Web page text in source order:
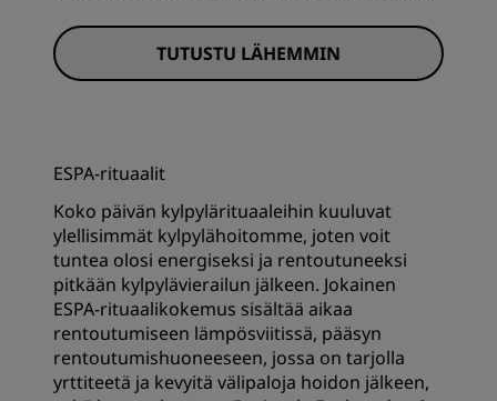
TUTUSTU LÄHEMMIN
ESPA-rituaalit
Koko päivän kylpylärituaaleihin kuuluvat
ylellisimmät kylpylähoitomme, joten voit
tuntea olosi energiseksi ja rentoutuneeksi
pitkään kylpylävierailun jälkeen. Jokainen
ESPA-rituaalikokemus sisältää aikaa
rentoutumiseen lämpösviitissä, pääsyn
rentoutumishuoneeseen, jossa on tarjolla
yrttiteetä ja kevyitä välipaloja hoidon jälkeen,